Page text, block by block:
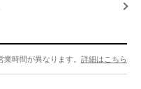
業時間が異なります。 詳細はこちら